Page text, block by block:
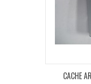
CACHE